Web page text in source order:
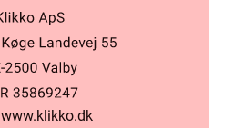
www.klikko.dk